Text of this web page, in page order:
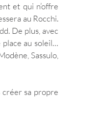
et qui n’offre
au Rocchi.
De plus, avec
au soleil…
Sassulo,
créer sa propre